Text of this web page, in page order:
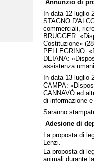
Annunzio di
In data 12 luglio
STAGNO
commerciali,
BRUGGER:
Costituzione»
PELLEGRINO:
DEIANA:
assistenza
In data 13 luglio
CAMPA:
CANNAVÒ ed
di informazione
Saranno
Adesione di
La proposta di
Lenzi.
La proposta di
animali durante